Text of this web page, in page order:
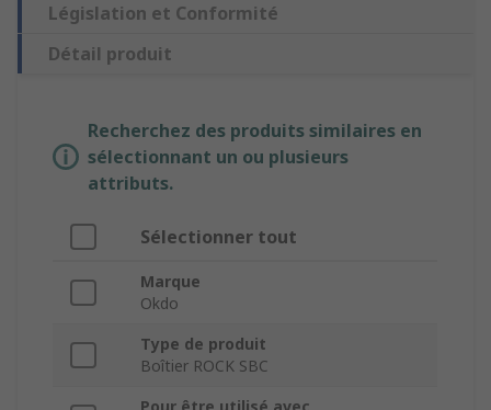
Législation et Conformité
Détail produit
Recherchez des produits similaires en
sélectionnant un ou plusieurs
attributs.
Sélectionner tout
Marque
Okdo
Type de produit
Boîtier ROCK SBC